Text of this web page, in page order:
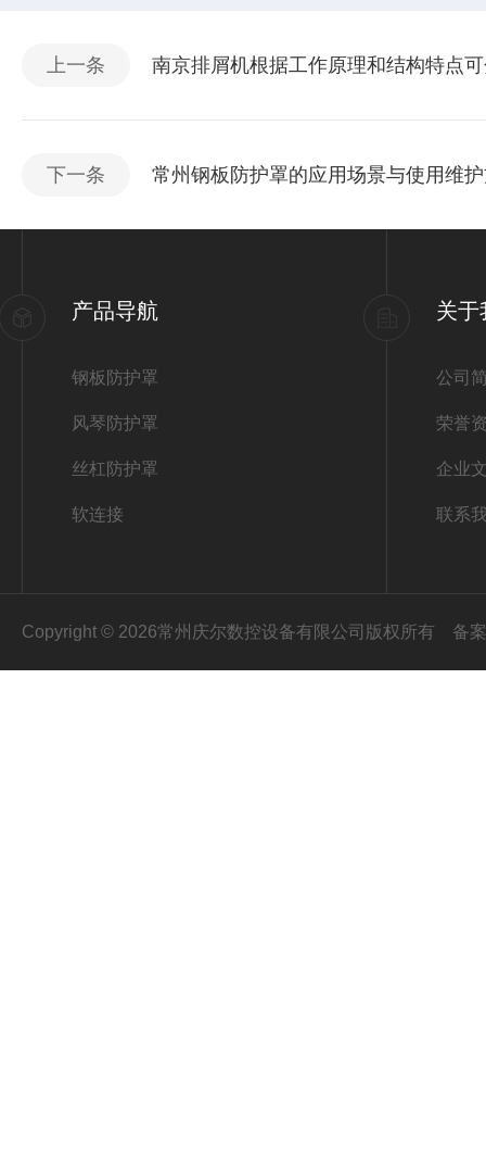
上一条 南京排屑机根据工作原理和结构特点
下一条 常州钢板防护罩的应用场景与使用维
产品导航
钢板防护罩
风琴防护罩
丝杠防护罩
软连接
关于
公司
荣誉
企业
联系
Copyright © 2026常州庆尔数控设备有限公司版权所有 备